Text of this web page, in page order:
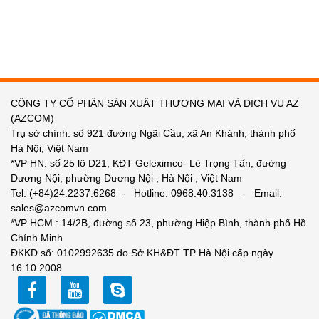
CÔNG TY CỔ PHẦN SẢN XUẤT THƯƠNG MẠI VÀ DỊCH VỤ AZ
(AZCOM)
Trụ sở chính: số 921 đường Ngãi Cầu, xã An Khánh, thành phố
Hà Nội, Việt Nam
*VP HN: số 25 lô D21, KĐT Geleximco- Lê Trọng Tấn, đường
Dương Nội, phường Dương Nội , Hà Nội , Việt Nam
Tel: (+84)24.2237.6268 - Hotline: 0968.40.3138 - Email:
sales@azcomvn.com
*VP HCM : 14/2B, đường số 23, phường Hiệp Bình, thành phố Hồ
Chính Minh
ĐKKD số: 0102992635 do Sở KH&ĐT TP Hà Nội cấp ngày
16.10.2008
facebookyoutube zalo